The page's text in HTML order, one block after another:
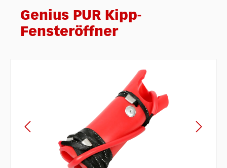
Genius PUR Kipp-
Fensteröffner